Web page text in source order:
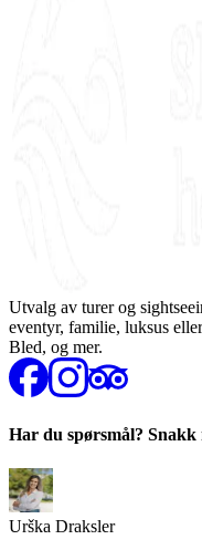
Utvalg av turer og
eventyr, familie, luksus
Bled, og mer.
Har du spørsmål? Snakk
Urška Draksler